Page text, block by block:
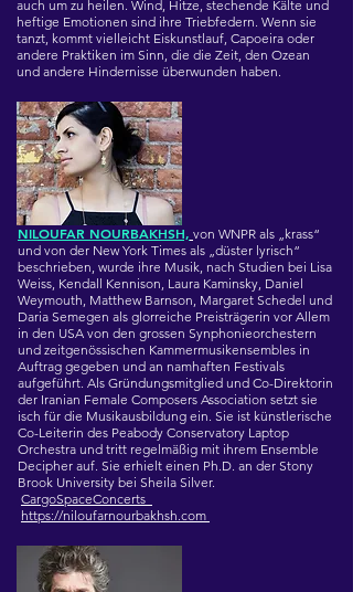
auch um zu heilen. Wind, Hitze, stechende Kälte und
heftige Emotionen sind ihre Triebfedern. Wenn sie
tanzt, kommt vielleicht Eiskunstlauf, Capoeira oder
andere Praktiken im Sinn, die die Zeit, den Ozean
und andere Hindernisse überwunden haben.
NILOUFAR NOURBAKHSH, von WNPR als „krass“
und von der New York Times als „düster lyrisch“
beschrieben, wurde ihre Musik, nach Studien bei Lisa
Weiss, Kendall Kennison, Laura Kaminsky, Daniel
Weymouth, Matthew Barnson, Margaret Schedel und
Daria Semegen als glorreiche Preisträgerin vor Allem
in den USA von den grossen Synphonieorchestern
und zeitgenössischen Kammermusikensembles in
Auftrag gegeben und an namhaften Festivals
aufgeführt. Als Gründungsmitglied und Co-Direktorin
der Iranian Female Composers Association setzt sie
isch für die Musikausbildung ein. Sie ist künstlerische
Co-Leiterin des Peabody Conservatory Laptop
Orchestra und tritt regelmäßig mit ihrem Ensemble
Decipher auf. Sie erhielt einen Ph.D. an der Stony
Brook University bei Sheila Silver.
CargoSpaceConcerts
https://niloufarnourbakhsh.com